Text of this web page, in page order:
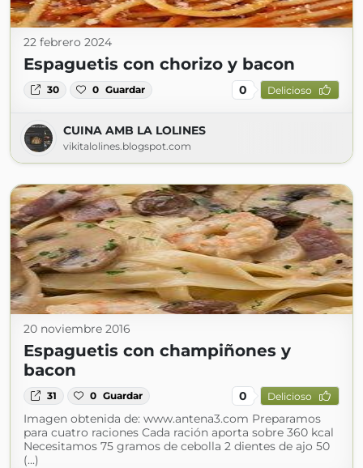
22 febrero 2024
Espaguetis con chorizo y bacon
30 0 Guardar 0 Delicioso
CUINA AMB LA LOLINES
vikitalolines.blogspot.com
20 noviembre 2016
Espaguetis con champiñones y
bacon
31 0 Guardar 0 Delicioso
Imagen obtenida de: www.antena3.com Preparamos
para cuatro raciones Cada ración aporta sobre 360 kcal
Necesitamos 75 gramos de cebolla 2 dientes de ajo 50
(...)